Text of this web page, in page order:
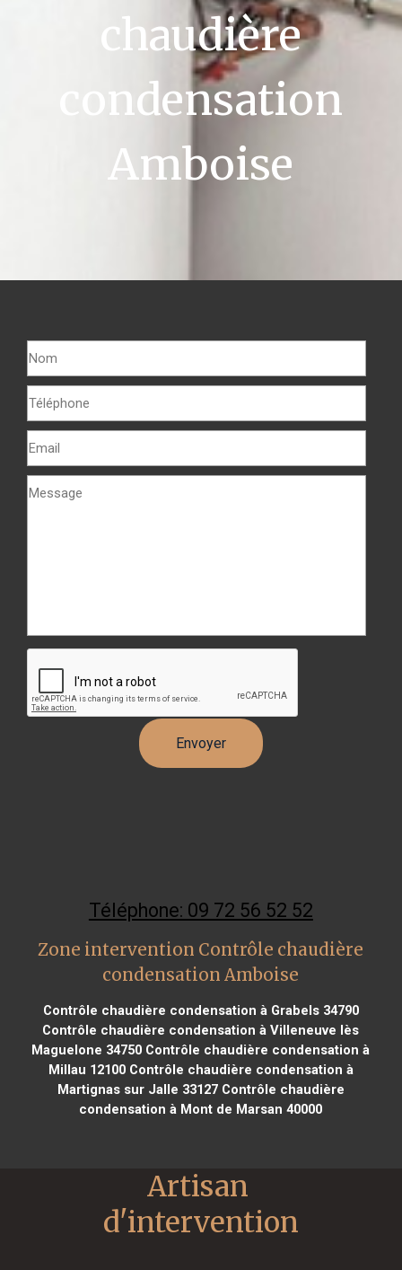
chaudière
condensation
Amboise
Téléphone: 09 72 56 52 52
Zone intervention Contrôle chaudière
condensation Amboise
Contrôle chaudière condensation à Grabels 34790
Contrôle chaudière condensation à Villeneuve lès
Maguelone 34750 Contrôle chaudière condensation à
Millau 12100Contrôle chaudière condensation à
Martignas sur Jalle 33127Contrôle chaudière
condensation à Mont de Marsan 40000
Artisan
d'intervention